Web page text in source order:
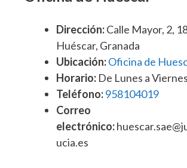
Dirección:Calle Mayor, 2,
Huéscar, Granada
Ubicación:Oficina de
Horario: De Lunes a
Teléfono:958104019
Correo
electrónico:
ucia.es